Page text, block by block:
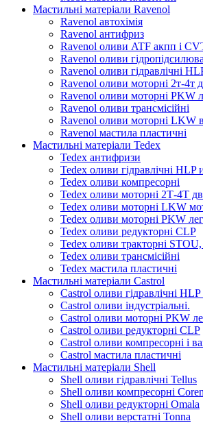
Мастильні матеріали Ravenol
Ravenol автохімія
Ravenol антифриз
Ravenol оливи ATF акпп і
Ravenol оливи
Ravenol оливи гідравлічні
Ravenol оливи моторні 2т-4т
Ravenol оливи моторні PKW
Ravenol оливи трансмісійні
Ravenol оливи моторні LKW
Ravenol мастила пластичні
Мастильні матеріали Tedex
Tedex антифризи
Tedex оливи гідравлічні
Tedex оливи компресорні
Tedex оливи моторні 2Т-4Т
Tedex оливи моторні LKW
Tedex оливи моторні PKW
Tedex оливи редукторні CLP
Tedex оливи тракторні
Tedex оливи трансмісійні
Tedex мастила пластичні
Мастильні матеріали Castrol
Castrol оливи гідравлічні
Castrol оливи індустріальні.
Castrol оливи моторні PKW
Castrol оливи редукторні CLP
Castrol оливи компресорні і
Castrol мастила пластичні
Мастильні матеріали Shell
Shell оливи гідравлічні Tellus
Shell оливи компресорні
Shell оливи редукторні Omala
Shell оливи верстатні Tonna